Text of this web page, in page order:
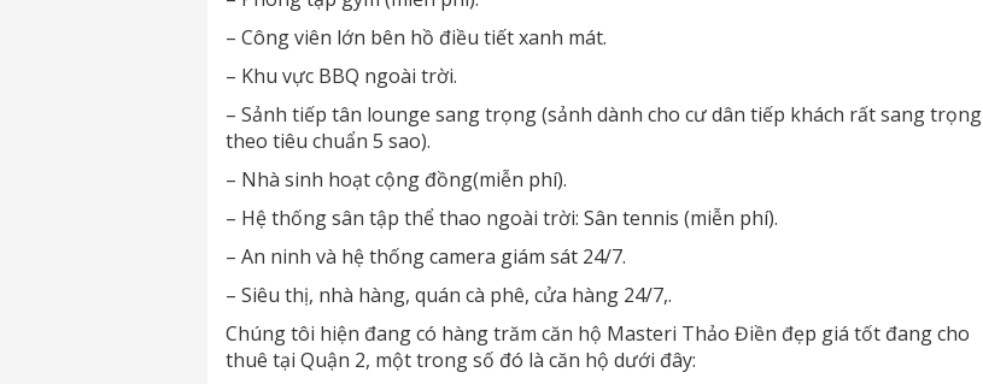
– Công viên lớn bên hồ điều tiết xanh mát.
– Khu vực BBQ ngoài trời.
– Sảnh tiếp tân lounge sang trọng (sảnh dành cho cư dân tiếp khách rất sang trọng
theo tiêu chuẩn 5 sao).
– Nhà sinh hoạt cộng đồng(miễn phí).
– Hệ thống sân tập thể thao ngoài trời: Sân tennis (miễn phí).
– An ninh và hệ thống camera giám sát 24/7.
– Siêu thị, nhà hàng, quán cà phê, cửa hàng 24/7,.
Chúng tôi hiện đang có hàng trăm căn hộ Masteri Thảo Điền đẹp giá tốt đang cho
thuê tại Quận 2, một trong số đó là căn hộ dưới đây: